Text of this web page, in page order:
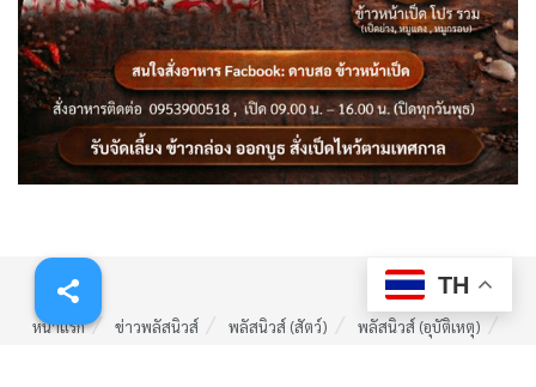
หน้าแรก ข่าวพลัสนิวส์ พลัสนิวส์ (สัตว์)
พลัสนิวส์ (อุบัติเหตุ)
TH